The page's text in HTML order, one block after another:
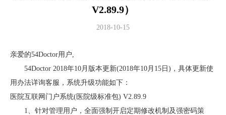
V2.89.9）
2018-10-15
亲爱的54Doctor用户,
54Doctor 2018年10月版本更新(2018年10月15日)，具体更新使
用办法详询客服，系统升级功能如下：
医院互联网门户系统(医院级标准包) V2.89.9
1、针对管理用户，全面强制开启定期修改机制及强密码策